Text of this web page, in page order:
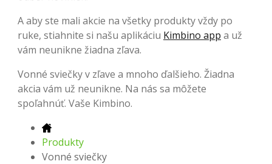
A aby ste mali akcie na všetky produkty vždy po
ruke, stiahnite si našu aplikáciu Kimbino app a už
vám neunikne žiadna zľava.
Vonné sviečky v zľave a mnoho ďalšieho. Žiadna
akcia vám už neunikne. Na nás sa môžete
spoľahnúť. Vaše Kimbino.
Produkty
Vonné sviečky